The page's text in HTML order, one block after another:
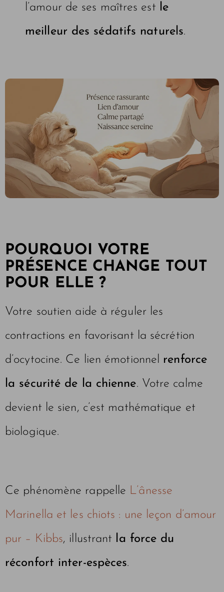
l’amour de ses maîtres est le
meilleur des sédatifs naturels.
POURQUOI VOTRE
PRÉSENCE CHANGE TOUT
POUR ELLE ?
Votre soutien aide à réguler les
contractions en favorisant la sécrétion
d’ocytocine. Ce lien émotionnel renforce
la sécurité de la chienne. Votre calme
devient le sien, c’est mathématique et
biologique.
Ce phénomène rappelle L’ânesse
Marinella et les chiots : une leçon d’amour
pur – Kibbs, illustrant la force du
réconfort inter-espèces.